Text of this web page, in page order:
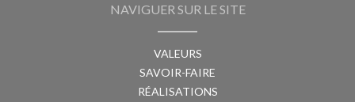
NAVIGUER SUR LE SITE
VALEURS
SAVOIR-FAIRE
RÉALISATIONS